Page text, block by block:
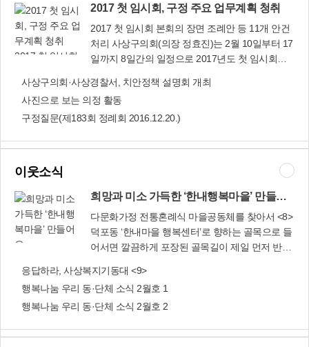
(가칭 포푸라맞이거리)로 운영할 계획이다. 옛날
간판을 단 상점과 실내외 포장마차를 장터 형식으
로 1주일, 또는 열흘에 한 번씩 운영하며 ‘먹거리
특화 거리’로 만든다. 공용주차장도 조성한다. 긴
급차량의 통행 및 보행자의 원활한 통행을 위해 골
목에 주차된 차량을 수용하기 위한 공용주차장(10
대 규모)을 조성할 예정이다. 이밖에 방범용
CCTV, 방범등과 같은 안전시설을 설치하고, 화재
이다. 건축과(☎310-4602) 사업 구상도
화사하게 디자인하는 사업과, 고객들의 시장 접근
을 용이하게 하는 ‘주차관제 시스템’ 교체 사업을
시행함으로써 고객이 더 가까이 다가설 수 있는 전
통시장으로 거듭날 것으로 기대된다. 또 부산산업
의 건물 외벽 정비사업을 마무리할 뿐만 아니라 화
장실 현대화 1차년도 사업을 실시해 서부산권의
대표 산업용품상가로 자리매김할 전망이다. 복이
인과 고객들의 불편 해소를 위해 6억3천여만원을
들여 2층 규모의 ‘고객쉼터’를 건립하고, CCTV 교
통상가(LED 조명 교체)와 구덕대림상가(화장실 보
편안하고 쾌적한 환경에서 고객을 맞이할 것으로
기대된다. 한편 사상구 관내 시장은 100년의 역사
를 가진 사상시장이 2월 7일 전통시장으로 등록함
에 따라 모두 19개로 늘어났다. 일자리경제과
(☎310-4472)
2017 첫 임시회, 구정 주요 업무계획 청취
2017 첫 임시회,
계획 청취
2017 첫 임시회 본회의 장면 조례안 등 11개 안건
처리 사상구의회(의장 정효진)는 2월 10일부터 17
일까지 8일간의 일정으로 2017년도 첫 임시회를
업무계획’과 기획예산실 등 구청 22개 부서의 ‘업
무계획’을 보고 받고, 각종 현안사업을 차질 없이
추진해 줄 것을 당부했다. 또 「사상구의회 결산검
안」 등 의원발의 조례안 7건과 구청이 제출한 4건
의 조례안과 동의안을 심의·의결하는 등 활발한 의
다음과 같다. ■ 사상구 결산검사위원 선임, 운영
및 실비변상 조례 일부개정조례안(양두영 구의원
대표발의) 결산검사위원을 ‘3인 이상 5인 이하’에
서 ‘3인’으로 구체화하고 조문체계 정비 ■ 의회에
조례 일부개정조례안(장인수 구의원 대표발의) 상
위법 개정에 따라 조례에서 인용하고 있는 법 조문
및 조문체계 정비 ■ 사상구의회 의원 상해 등 보상
원 대표발의) 의원의 사망, 상해 등에 대한 보상금
사상구의회·사상경찰서, 치안정책 설명회 개최
사진으로 보는 의정 활동
구정질문(제183회 정례회 2016.12.20.)
이웃소식
희망과 미소 가득한 ‘한내행복마을’ 만들어요
득한 ‘한내행복
마을’ 만들어요
다문화가정 전통혼례식 마을공동체를 찾아서 <8>
덕포동 ‘한내마을 행복센터’로 향하는 골목으로 들
어서면 깔끔하게 포장된 골목길이 제일 먼저 반겨
이 있는 덕포시장’을 만날 수 있다. 잠깐 들러 장바
구니도 채울 수 있고, 행복센터 문화교실 프로그램
과 연계해서 아이들의 장보기 체험도 할 수 있다.
자기한 벽화들이 반갑게 손짓한다. 벽화를 따라 안
응답하라, 사상복지기동대 <9>
행복나눔 우리 동·단체 소식 2월호 1
행복나눔 우리 동·단체 소식 2월호 2